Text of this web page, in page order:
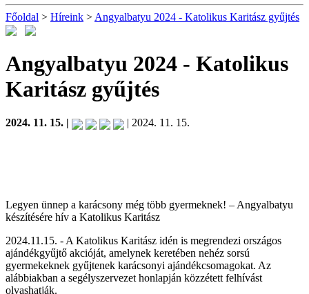
Főoldal > Híreink > Angyalbatyu 2024 - Katolikus Karitász gyűjtés
Angyalbatyu 2024 - Katolikus
Karitász gyűjtés
2024. 11. 15. | | 2024. 11. 15.
Legyen ünnep a karácsony még több gyermeknek! – Angyalbatyu
készítésére hív a Katolikus Karitász
2024.11.15. - A Katolikus Karitász idén is megrendezi országos
ajándékgyűjtő akcióját, amelynek keretében nehéz sorsú
gyermekeknek gyűjtenek karácsonyi ajándékcsomagokat. Az
alábbiakban a segélyszervezet honlapján közzétett felhívást
olvashatják.